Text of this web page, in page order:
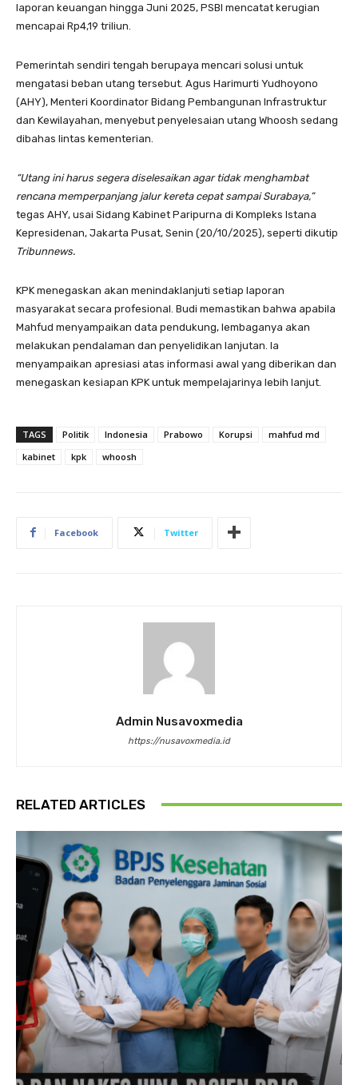
laporan keuangan hingga Juni 2025, PSBI mencatat kerugian
mencapai Rp4,19 triliun.
Pemerintah sendiri tengah berupaya mencari solusi untuk
mengatasi beban utang tersebut. Agus Harimurti Yudhoyono
(AHY), Menteri Koordinator Bidang Pembangunan Infrastruktur
dan Kewilayahan, menyebut penyelesaian utang Whoosh sedang
dibahas lintas kementerian.
“Utang ini harus segera diselesaikan agar tidak menghambat
rencana memperpanjang jalur kereta cepat sampai Surabaya,”
tegas AHY, usai Sidang Kabinet Paripurna di Kompleks Istana
Kepresidenan, Jakarta Pusat, Senin (20/10/2025), seperti dikutip
Tribunnews.
KPK menegaskan akan menindaklanjuti setiap laporan
masyarakat secara profesional. Budi memastikan bahwa apabila
Mahfud menyampaikan data pendukung, lembaganya akan
melakukan pendalaman dan penyelidikan lanjutan. Ia
menyampaikan apresiasi atas informasi awal yang diberikan dan
menegaskan kesiapan KPK untuk mempelajarinya lebih lanjut.
TAGS Politik Indonesia Prabowo Korupsi
mahfud md
kabinet
kpk whoosh
Facebook Twitter
Admin Nusavoxmedia
https://nusavoxmedia.id
RELATED ARTICLES